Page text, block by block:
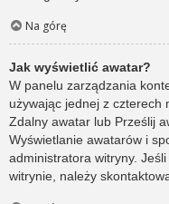
Na górę
Jak wyświetlić awatar?
W panelu zarządzania
używając jednej z czterech
Zdalny awatar lub Prześlij
Wyświetlanie awatarów i
administratora witryny.
witrynie, należy